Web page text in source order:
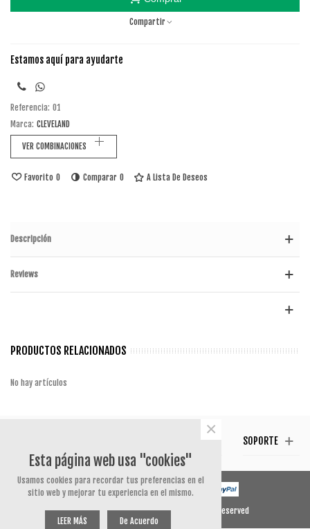
Compartir
Estamos aquí para ayudarte
Referencia: 01
Marca: CLEVELAND
VER COMBINACIONES
Favorito 0 Comparar 0 A Lista De Deseos
Descripción
Reviews
PRODUCTOS RELACIONADOS
No hay artículos
SOPORTE
© 2020 Powered by Presta Shop™. All Rights Reserved
Esta página web usa "cookies"
Usamos cookies para recordar tus preferencias en el
sitio web y mejorar tu experiencia en el mismo.
LEER MÁS De Acuerdo
×